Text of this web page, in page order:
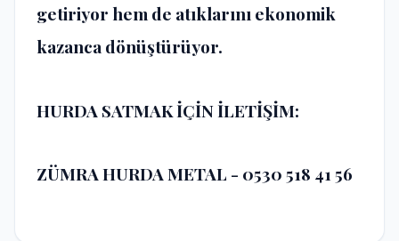
getiriyor hem de atıklarını ekonomik
kazanca dönüştürüyor.
HURDA SATMAK İÇİN İLETİŞİM:
ZÜMRA HURDA METAL - 0530 518 41 56